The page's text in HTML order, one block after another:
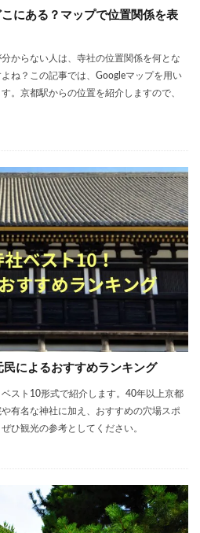
にある？マップで位置関係を表
からない人は、寺社の位置関係を何とな
ね？この記事では、Googleマップを用い
。京都駅からの位置を紹介しますので、
によるおすすめランキング
スト10形式で紹介します。40年以上京都
有名な神社に加え、おすすめの穴場スポ
ひ観光の参考としてください。